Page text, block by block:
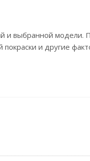
и выбранной
и другие